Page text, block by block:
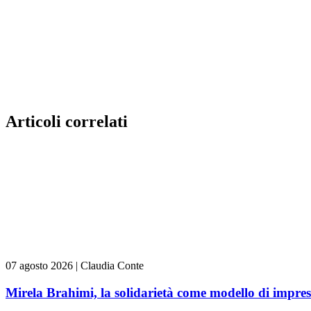
Articoli correlati
07 agosto 2026 | Claudia Conte
Mirela Brahimi, la solidarietà come modello di